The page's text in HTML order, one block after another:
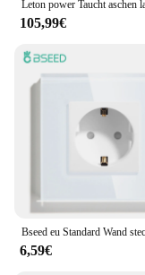
105,99€
6,59€